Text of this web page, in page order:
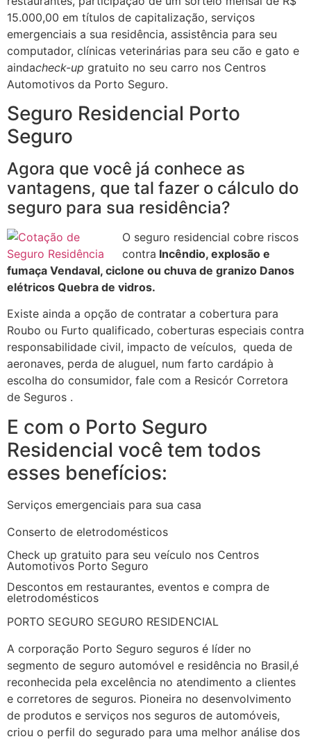
15.000,00 em títulos de capitalização, serviços
emergenciais a sua residência, assistência para seu
computador, clínicas veterinárias para seu cão e gato e
aindacheck-up gratuito no seu carro nos Centros
Automotivos da Porto Seguro.
Seguro Residencial Porto
Seguro
Agora que você já conhece as
vantagens, que tal fazer o cálculo do
seguro para sua residência?
O seguro residencial cobre riscos
contra Incêndio, explosão e
fumaça Vendaval, ciclone ou chuva de granizo Danos
elétricos Quebra de vidros.
Existe ainda a opção de contratar a cobertura para
Roubo ou Furto qualificado, coberturas especiais contra
responsabilidade civil, impacto de veículos, queda de
aeronaves, perda de aluguel, num farto cardápio à
escolha do consumidor, fale com a Resicór Corretora
de Seguros .
E com o Porto Seguro
Residencial você tem todos
esses benefícios:
Serviços emergenciais para sua casa
Conserto de eletrodomésticos
Check up gratuito para seu veículo nos Centros
Automotivos Porto Seguro
Descontos em restaurantes, eventos e compra de
eletrodomésticos
PORTO SEGURO SEGURO RESIDENCIAL
A corporação Porto Seguro seguros é líder no
segmento de seguro automóvel e residência no Brasil,é
reconhecida pela excelência no atendimento a clientes
e corretores de seguros. Pioneira no desenvolvimento
de produtos e serviços nos seguros de automóveis,
criou o perfil do segurado para uma melhor análise dos